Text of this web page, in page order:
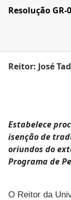
Resolução GR-
Reitor: José
Estabelece
isenção de
oriundos do
Programa de
O Reitor da